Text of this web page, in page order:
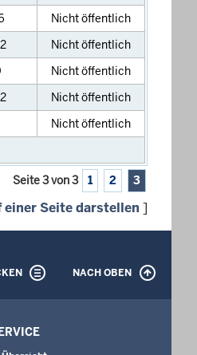
Nicht öffentlich
Nicht öffentlich
Nicht öffentlich
Nicht öffentlich
Nicht öffentlich
Seite 3 von 3 1 2 3
einer Seite darstellen ]
NACH OBEN